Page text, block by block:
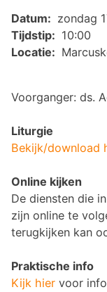
Datum: zondag
Tijdstip: 10:00
Locatie:
Voorganger: ds.
Liturgie
Bekijk/download
Online kijken
De diensten die
zijn online te
terugkijken kan
Praktische info
Kijk hier voor